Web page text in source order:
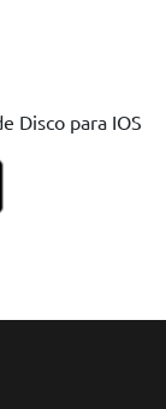
Disco para IOS